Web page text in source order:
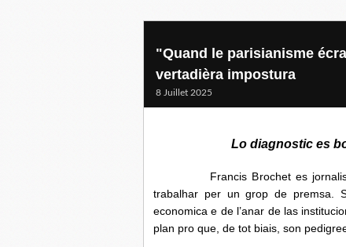
"Quand le parisianisme
vertadièra impostura
8 Juillet 2025
Lo diagnostic es
Francis Brochet es jornalista a
trabalhar per un grop de premsa.
economica e de l’anar de las
plan pro que, de tot biais, son